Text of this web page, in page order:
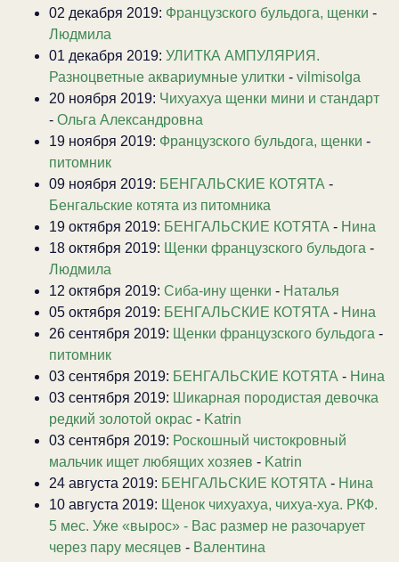
02 декабря 2019: Французского бульдога, щенки -
Людмила
01 декабря 2019: УЛИТКА АМПУЛЯРИЯ.
Разноцветные аквариумные улитки - vilmisolga
20 ноября 2019: Чихуахуа щенки мини и стандарт
- Ольга Александровна
19 ноября 2019: Французского бульдога, щенки -
питомник
09 ноября 2019: БЕНГАЛЬСКИЕ КОТЯТА -
Бенгальские котята из питомника
19 октября 2019: БЕНГАЛЬСКИЕ КОТЯТА - Нина
18 октября 2019: Щенки французского бульдога -
Людмила
12 октября 2019: Сиба-ину щенки - Наталья
05 октября 2019: БЕНГАЛЬСКИЕ КОТЯТА - Нина
26 сентября 2019: Щенки французского бульдога -
питомник
03 сентября 2019: БЕНГАЛЬСКИЕ КОТЯТА - Нина
03 сентября 2019: Шикарная породистая девочка
редкий золотой окрас - Katrin
03 сентября 2019: Роскошный чистокровный
мальчик ищет любящих хозяев - Katrin
24 августа 2019: БЕНГАЛЬСКИЕ КОТЯТА - Нина
10 августа 2019: Щенок чихуахуа, чихуа-хуа. РКФ.
5 мес. Уже «вырос» - Вас размер не разочарует
через пару месяцев - Валентина